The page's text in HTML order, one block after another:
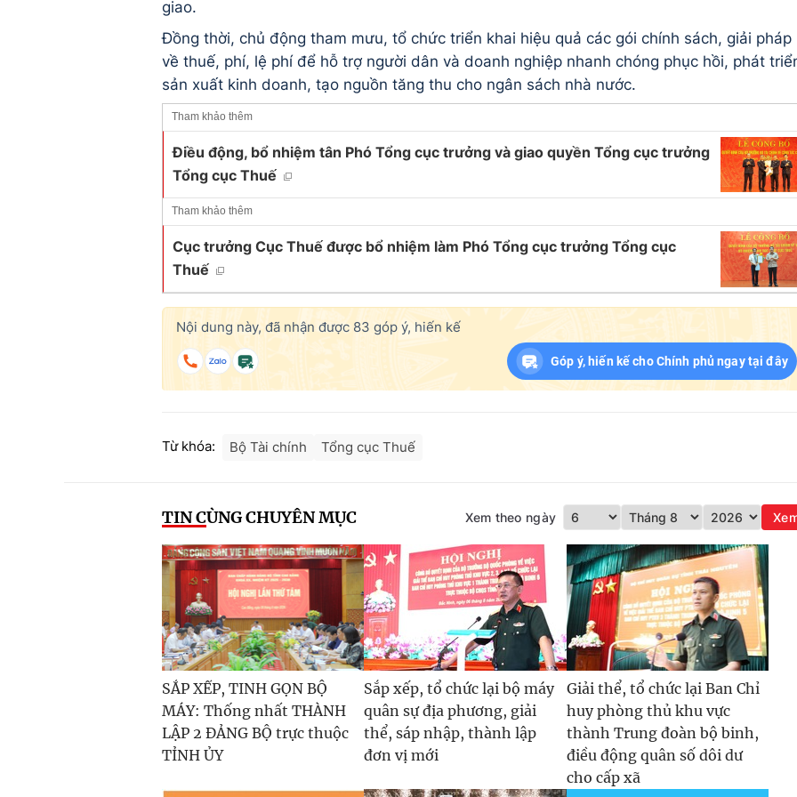
giao.
Đồng thời, chủ động tham mưu, tổ chức triển khai hiệu quả các gói chính sách, giải pháp
về thuế, phí, lệ phí để hỗ trợ người dân và doanh nghiệp nhanh chóng phục hồi, phát
sản xuất kinh doanh, tạo nguồn tăng thu cho ngân sách nhà nước.
Tham khảo thêm
Điều động, bổ nhiệm tân Phó Tổng cục trưởng và giao quyền Tổng cục trưởng
Tổng cục Thuế
Tham khảo thêm
Cục trưởng Cục Thuế được bổ nhiệm làm Phó Tổng cục trưởng Tổng cục
Thuế
Nội dung này, đã nhận được 83 góp ý, hiến kế
Góp ý, hiến kế cho Chính phủ ngay tại đây
Từ khóa: Bộ Tài chính Tổng cục Thuế
TIN CÙNG CHUYÊN MỤC Xem theo ngày
SẮP XẾP, TINH GỌN BỘ
MÁY: Thống nhất THÀNH
LẬP 2 ĐẢNG BỘ trực thuộc
TỈNH ỦY
Sắp xếp, tổ chức lại bộ máy
quân sự địa phương, giải
thể, sáp nhập, thành lập
đơn vị mới
Giải thể, tổ chức lại Ban Chỉ
huy phòng thủ khu vực
thành Trung đoàn bộ binh,
điều động quân số dôi dư
cho cấp xã